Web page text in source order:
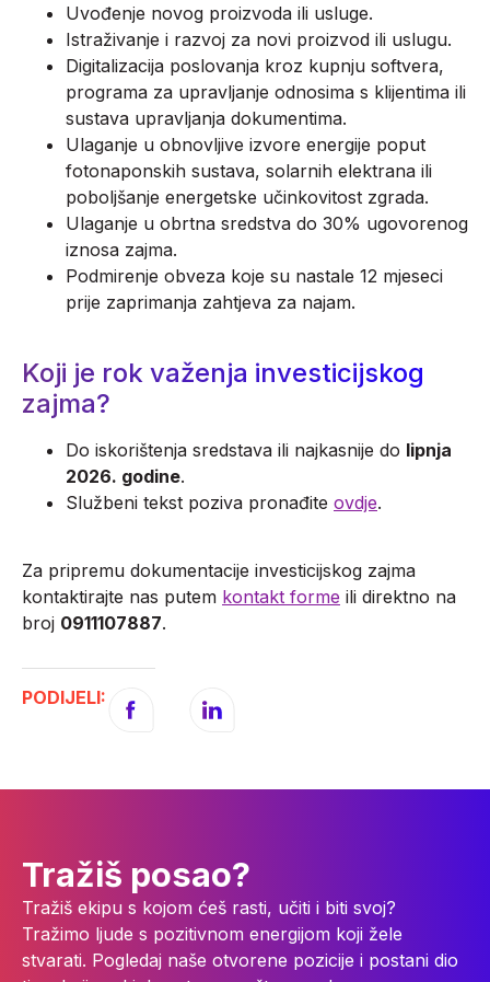
Uvođenje novog proizvoda ili usluge.
Istraživanje i razvoj za novi proizvod ili uslugu.
Digitalizacija poslovanja kroz kupnju softvera,
programa za upravljanje odnosima s klijentima ili
sustava upravljanja dokumentima.
Ulaganje u obnovljive izvore energije poput
fotonaponskih sustava, solarnih elektrana ili
poboljšanje energetske učinkovitost zgrada.
Ulaganje u obrtna sredstva do 30% ugovorenog
iznosa zajma.
Podmirenje obveza koje su nastale 12 mjeseci
prije zaprimanja zahtjeva za najam.
Koji je rok važenja investicijskog
zajma?
Do iskorištenja sredstava ili najkasnije do lipnja
2026. godine.
Službeni tekst poziva pronađite ovdje.
Za pripremu dokumentacije investicijskog zajma
kontaktirajte nas putem kontakt forme ili direktno na
broj 0911107887.
PODIJELI:
Tražiš posao?
Tražiš ekipu s kojom ćeš rasti, učiti i biti svoj?
Tražimo ljude s pozitivnom energijom koji žele
stvarati. Pogledaj naše otvorene pozicije i postani dio